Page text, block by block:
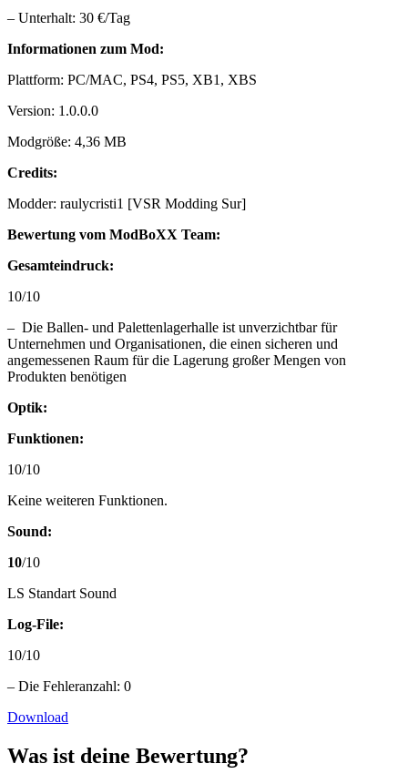
– Unterhalt: 30 €/Tag
Informationen zum Mod:
Plattform: PC/MAC, PS4, PS5, XB1, XBS
Version: 1.0.0.0
Modgröße: 4,36 MB
Credits:
Modder: raulycristi1 [VSR Modding Sur]
Bewertung vom ModBoXX Team:
Gesamteindruck:
10/10
– Die Ballen- und Palettenlagerhalle ist unverzichtbar für
Unternehmen und Organisationen, die einen sicheren und
angemessenen Raum für die Lagerung großer Mengen von
Produkten benötigen
Optik:
Funktionen:
10/10
Keine weiteren Funktionen.
Sound:
10/10
LS Standart Sound
Log-File:
10/10
– Die Fehleranzahl: 0
Download
Was ist deine Bewertung?